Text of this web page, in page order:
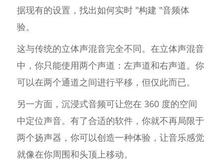
据现有的设置，找出如何实时 "构建 "音频体
验。
这与传统的立体声混音完全不同。在立体声混音
中，你只能使用两个声道：左声道和右声道。你
可以在两个通道之间进行平移，但仅此而已。
另一方面，沉浸式音频可让您在 360 度的空间
中定位声音。有了合适的软件，你就不再局限于
两个扬声器，你可以创造一种体验，让音乐感觉
就像在你周围和头顶上移动。